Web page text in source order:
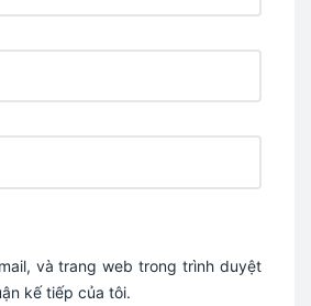
và trang web trong trình duyệt
kế tiếp của tôi.